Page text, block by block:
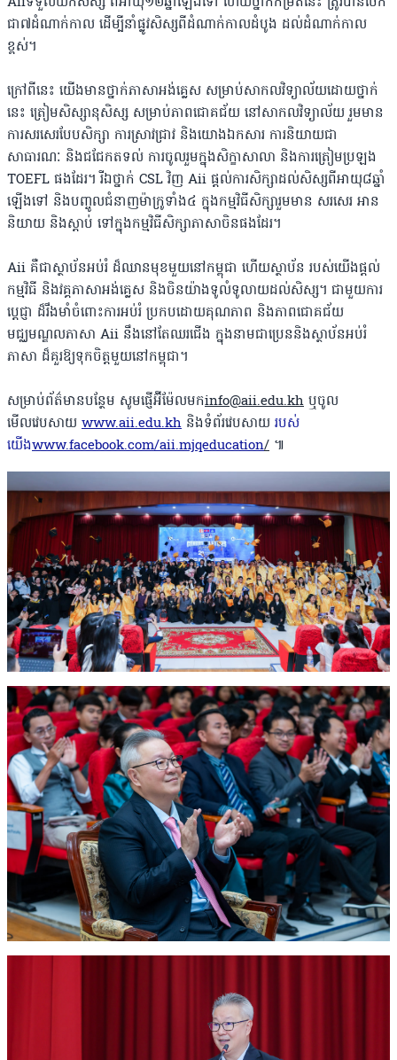
ជា៧ដំណាក់កាល ដើម្បីនាំផ្លូវសិស្សពីដំណាក់កាលដំបូង ដល់ដំណាក់កាល
ខ្ពស់។
ក្រៅពីនេះ យើងមានថ្នាក់ភាសាអង់គ្លេស សម្រាប់សាកលវិទ្យាល័យដោយថ្នាក់
នេះ ត្រៀមសិស្សានុសិស្ស សម្រាប់ភាពជោគជ័យ នៅសាកលវិទ្យាល័យ រួមមាន
ការសរសេរបែបសិក្សា ការស្រាវជ្រាវ និងយោងឯកសារ ការនិយាយជា
សាធារណៈ និងជជែកតទល់ ការចូលរួមក្នុងសិក្ខាសាលា និងការត្រៀមប្រឡង
TOEFL ផងដែរ។ រីឯថ្នាក់ CSL វិញ Aii ផ្ដល់ការសិក្សាដល់សិស្សពីអាយុ៨ឆ្នាំ
ឡើងទៅ និងបញ្ចូលជំនាញម៉ាក្រូទាំង៤ ក្នុងកម្មវិធីសិក្សារួមមាន សរសេរ អាន
និយាយ និងស្ដាប់ ទៅក្នុងកម្មវិធីសិក្សាភាសាចិនផងដែរ។
Aii គឺជាស្ថាប័នអប់រំ ដ៏ឈានមុខមួយនៅកម្ពុជា ហើយស្ថាប័ន របស់យើងផ្ដល់
កម្មវិធី និងវគ្គភាសាអង់គ្លេស និងចិនយ៉ាងទូលំទូលាយដល់សិស្ស។ ជាមួយការ
ប្ដេជ្ញា ដ៏រឹងមាំចំពោះការអប់រំ ប្រកបដោយគុណភាព និងភាពជោគជ័យ
មជ្ឈមណ្ឌលភាសា Aii នឹងនៅតែឈរជើង ក្នុងនាមជាប្រេននិងស្ថាប័នអប់រំ
ភាសា ដ៏គួរឱ្យទុកចិត្តមួយនៅកម្ពុជា។
សម្រាប់ព័ត៌មានបន្ថែម សូមផ្ញើអ៊ីម៉ែលមកinfo@aii.edu.kh ឬចូល
មើលវេបសាយ www.aii.edu.kh និងទំព័រវេបសាយ របស់
យើងwww.facebook.com/aii.mjqeducation/ ៕